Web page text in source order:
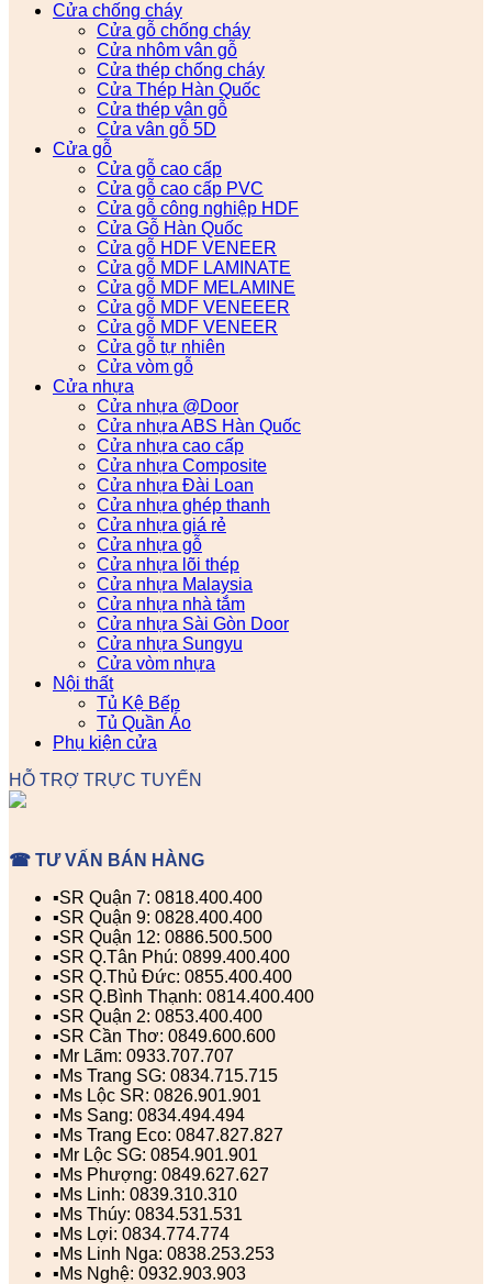
Cửa chống cháy
Cửa gỗ chống cháy
Cửa nhôm vân gỗ
Cửa thép chống cháy
Cửa Thép Hàn Quốc
Cửa thép vân gỗ
Cửa vân gỗ 5D
Cửa gỗ
Cửa gỗ cao cấp
Cửa gỗ cao cấp PVC
Cửa gỗ công nghiệp HDF
Cửa Gỗ Hàn Quốc
Cửa gỗ HDF VENEER
Cửa gỗ MDF LAMINATE
Cửa gỗ MDF MELAMINE
Cửa gỗ MDF VENEEER
Cửa gỗ MDF VENEER
Cửa gỗ tự nhiên
Cửa vòm gỗ
Cửa nhựa
Cửa nhựa @Door
Cửa nhựa ABS Hàn Quốc
Cửa nhựa cao cấp
Cửa nhựa Composite
Cửa nhựa Đài Loan
Cửa nhựa ghép thanh
Cửa nhựa giá rẻ
Cửa nhựa gỗ
Cửa nhựa lõi thép
Cửa nhựa Malaysia
Cửa nhựa nhà tắm
Cửa nhựa Sài Gòn Door
Cửa nhựa Sungyu
Cửa vòm nhựa
Nội thất
Tủ Kệ Bếp
Tủ Quần Áo
Phụ kiện cửa
HỖ TRỢ TRỰC TUYẾN
☎ TƯ VẤN BÁN HÀNG
▪️SR Quận 7: 0818.400.400
▪️SR Quận 9: 0828.400.400
▪️SR Quận 12: 0886.500.500
▪️SR Q.Tân Phú: 0899.400.400
▪️SR Q.Thủ Đức: 0855.400.400
▪️SR Q.Bình Thạnh: 0814.400.400
▪️SR Quận 2: 0853.400.400
▪️SR Cần Thơ: 0849.600.600
▪️Mr Lãm: 0933.707.707
▪️Ms Trang SG: 0834.715.715
▪️Ms Lộc SR: 0826.901.901
▪️Ms Sang: 0834.494.494
▪️Ms Trang Eco: 0847.827.827
▪️Mr Lộc SG: 0854.901.901
▪️Ms Phượng: 0849.627.627
▪️Ms Linh: 0839.310.310
▪️Ms Thúy: 0834.531.531
▪️Ms Lợi: 0834.774.774
▪️Ms Linh Nga: 0838.253.253
▪️Ms Nghệ: 0932.903.903